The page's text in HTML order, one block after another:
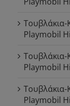
Playmobil
Playmobil
Playmobil